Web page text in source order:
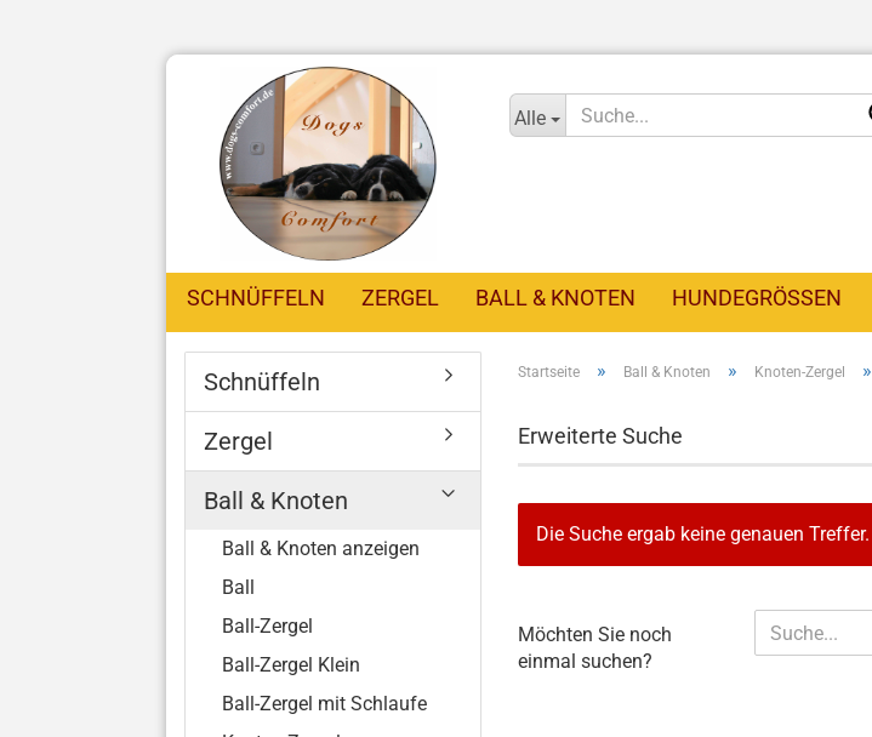
Alle
SCHNÜFFELN ZERGEL BALL & KNOTEN HUNDEGRÖSSEN
Startseite » Ball & Knoten » Knoten-Zergel »
Erweiterte Suche
Die Suche ergab keine genauen Treffer.
MÖCHTEN
SIE
NOCH
Möchten Sie noch
einmal suchen?
Schnüffeln
Zergel
Ball & Knoten
Ball & Knoten anzeigen
Ball
Ball-Zergel
Ball-Zergel Klein
Ball-Zergel mit Schlaufe